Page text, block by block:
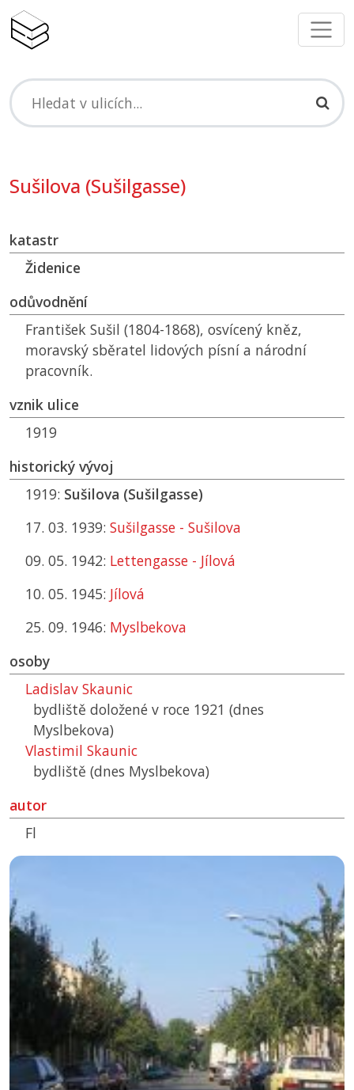
Sušilova (Sušilgasse)
katastr
Židenice
odůvodnění
František Sušil (1804-1868), osvícený kněz,
moravský sběratel lidových písní a národní
pracovník.
vznik ulice
1919
historický vývoj
1919: Sušilova (Sušilgasse)
17. 03. 1939: Sušilgasse - Sušilova
09. 05. 1942: Lettengasse - Jílová
10. 05. 1945: Jílová
25. 09. 1946: Myslbekova
osoby
Ladislav Skaunic
bydliště doložené v roce 1921 (dnes
Myslbekova)
Vlastimil Skaunic
bydliště (dnes Myslbekova)
autor
Fl